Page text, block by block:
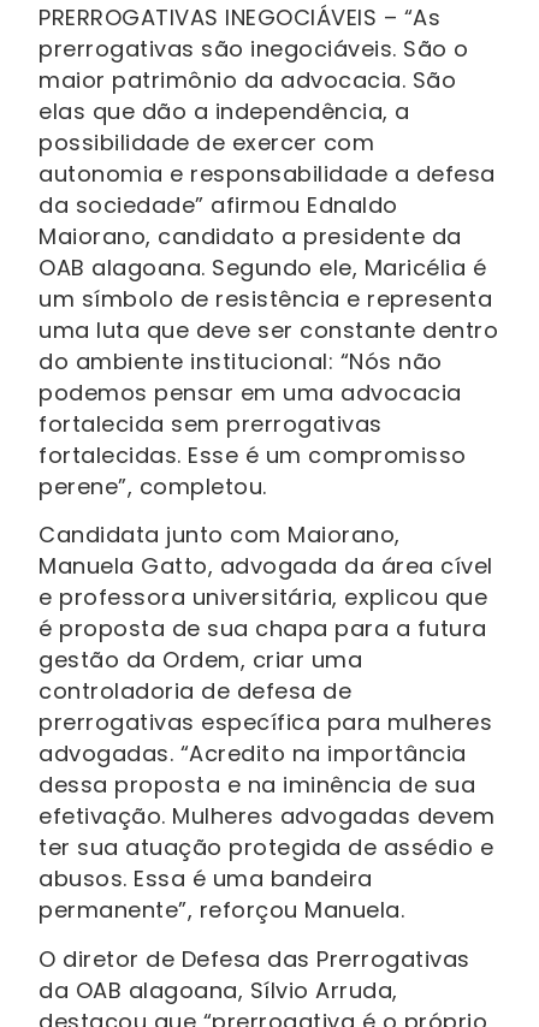
PRERROGATIVAS INEGOCIÁVEIS – “As
prerrogativas são inegociáveis. São o
maior patrimônio da advocacia. São
elas que dão a independência, a
possibilidade de exercer com
autonomia e responsabilidade a defesa
da sociedade” afirmou Ednaldo
Maiorano, candidato a presidente da
OAB alagoana. Segundo ele, Maricélia é
um símbolo de resistência e representa
uma luta que deve ser constante dentro
do ambiente institucional: “Nós não
podemos pensar em uma advocacia
fortalecida sem prerrogativas
fortalecidas. Esse é um compromisso
perene”, completou.
Candidata junto com Maiorano,
Manuela Gatto, advogada da área cível
e professora universitária, explicou que
é proposta de sua chapa para a futura
gestão da Ordem, criar uma
controladoria de defesa de
prerrogativas específica para mulheres
advogadas. “Acredito na importância
dessa proposta e na iminência de sua
efetivação. Mulheres advogadas devem
ter sua atuação protegida de assédio e
abusos. Essa é uma bandeira
permanente”, reforçou Manuela.
O diretor de Defesa das Prerrogativas
da OAB alagoana, Sílvio Arruda,